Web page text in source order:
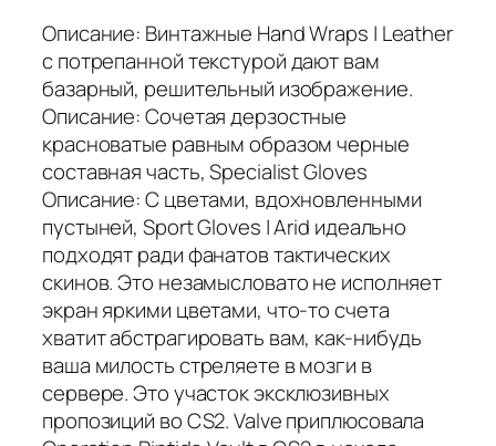
Описание: Винтажные Hand Wraps | Leather
с потрепанной текстурой дают вам
базарный, решительный изображение.
Описание: Сочетая дерзостные
красноватые равным образом черные
составная часть, Specialist Gloves
Описание: С цветами, вдохновленными
пустыней, Sport Gloves | Arid идеально
подходят ради фанатов тактических
скинов. Это незамысловато не исполняет
экран яркими цветами, что-то счета
хватит абстрагировать вам, как-нибудь
ваша милость стреляете в мозги в
сервере. Это участок эксклюзивных
пропозиций во CS2. Valve приплюсовала